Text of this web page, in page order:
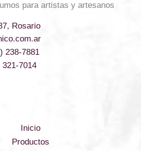
para artistas y artesanos
Rosario
238-7881
7014
Inicio
Productos